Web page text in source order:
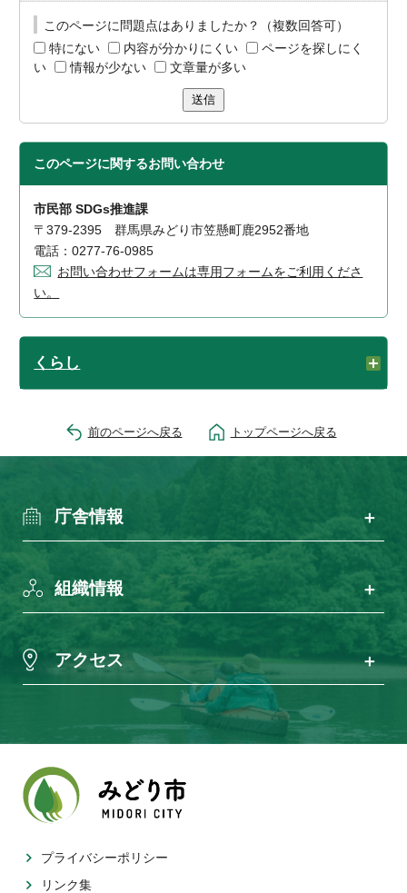
このページに問題点はありましたか？（複数回答可）
特にない
内容が分かりにくい
ページを探しにく
い
情報が少ない 文章量が多い
送信
このページに関するお問い合わせ
市民部 SDGs推進課
〒379-2395 群馬県みどり市笠懸町鹿2952番地
電話：0277-76-0985
お問い合わせフォームは専用フォームをご利用くださ
い。
くらし
前のページへ戻る トップページへ戻る
庁舎情報
組織情報
アクセス
プライバシーポリシー
リンク集